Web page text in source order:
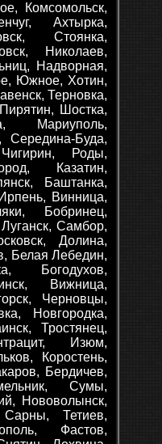
Комсомольск,
Ахтырка,
Стоянка,
Николаев,
Надворная,
Южное, Хотин,
Терновка,
Шостка,
Мариуполь,
Середина-Буда,
Роды,
Казатин,
Баштанка,
Винница,
Бобринец,
Самбор,
Долина,
Белая Лебедин,
Богодухов,
Вижница,
Черновцы,
Новгородка,
Тростянец,
Изюм,
Коростень,
Бердичев,
Сумы,
Нововолынск,
Тетиев,
Фастов,